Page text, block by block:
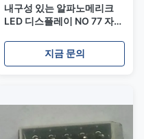
내구성 있는 알파노메리크
LED 디스플레이 NO 77 자명
시간 3VDC 전원 공급
지금 문의